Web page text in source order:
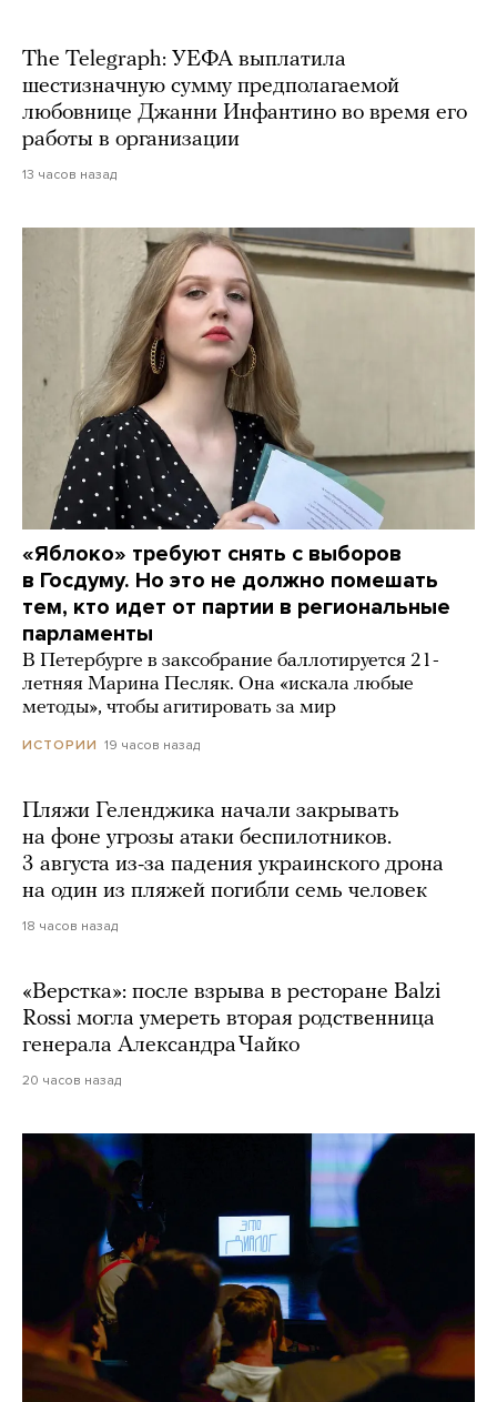
The Telegraph: УЕФА выплатила
шестизначную сумму предполагаемой
любовнице Джанни Инфантино во время его
работы в организации
13 часов назад
«Яблоко» требуют снять с выборов
в Госдуму. Но это не должно помешать
тем, кто идет от партии в региональные
парламенты
В Петербурге в заксобрание баллотируется 21-
летняя Марина Песляк. Она «искала любые
методы», чтобы агитировать за мир
ИСТОРИИ 19 часов назад
Пляжи Геленджика начали закрывать
на фоне угрозы атаки беспилотников.
3 августа из-за падения украинского дрона
на один из пляжей погибли семь человек
18 часов назад
«Верстка»: после взрыва в ресторане Balzi
Rossi могла умереть вторая родственница
генерала Александра Чайко
20 часов назад